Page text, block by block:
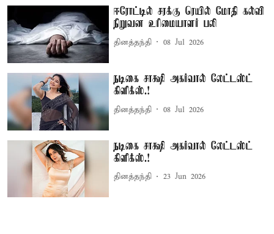
ஈரோட்டில் சரக்கு ரெயில் மோதி கல்வி
நிறுவன உரிமையாளர் பலி
தினத்தந்தி 08 Jul 2026
நடிகை சாக்ஷி அகர்வால் லேட்டஸ்ட்
கிளிக்ஸ்.!
தினத்தந்தி 08 Jul 2026
நடிகை சாக்ஷி அகர்வால் லேட்டஸ்ட்
கிளிக்ஸ்.!
தினத்தந்தி 23 Jun 2026